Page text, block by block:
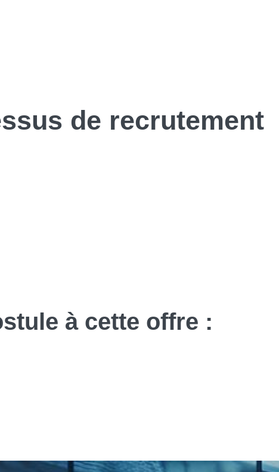
de recrutement
à cette offre :